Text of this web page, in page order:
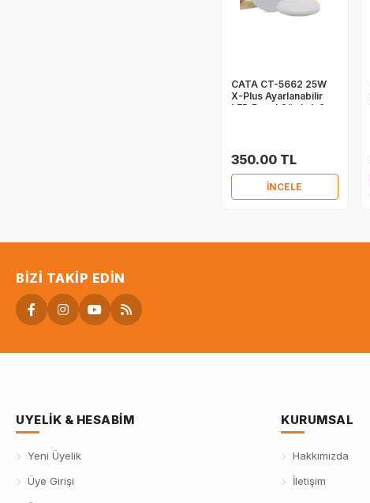
CATA CT-5662 25W
X-Plus Ayarlanabilir
LED Panel Gün Işık 2
350.00 TL
İNCELE
BIZI TAKIP EDIN
UYELIK & HESABIM
Yeni Üyelik
Üye Girişi
KURUMSAL
Hakkımızda
İletişim